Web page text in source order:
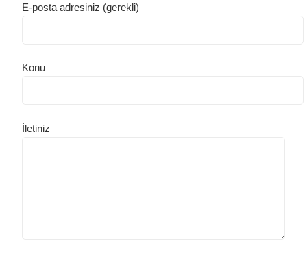
E-posta adresiniz (gerekli)
Konu
İletiniz